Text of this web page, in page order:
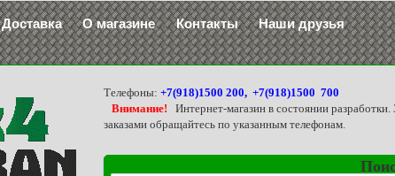
Доставка О магазине Контакты
Наши друзья
Телефоны:+7(918)1500 200, +7(918)1500 700
Внимание!
Интернет-магазин в состоянии
заказами обращайтесь по указанным телефонам.